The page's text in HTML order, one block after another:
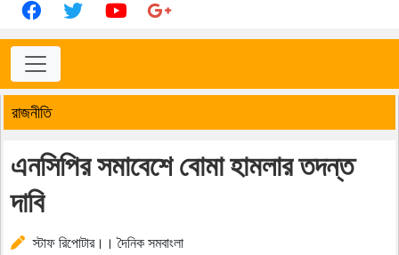
রাজনীতি
এনসিপির সমাবেশে বোমা হামলার তদন্ত
দাবি
স্টাফ রিপোটার।। দৈনিক সমবাংলা